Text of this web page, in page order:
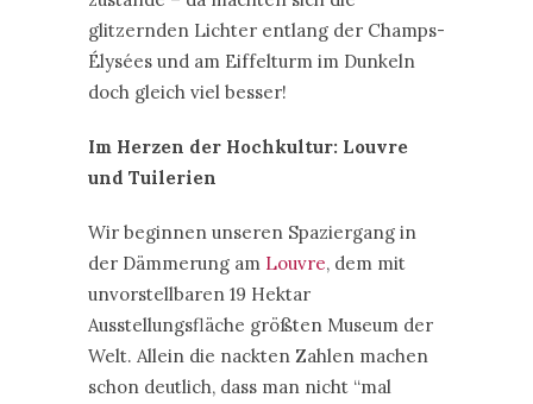
glitzernden Lichter entlang der Champs-
Élysées und am Eiffelturm im Dunkeln
doch gleich viel besser!
Im Herzen der Hochkultur: Louvre
und Tuilerien
Wir beginnen unseren Spaziergang in
der Dämmerung am Louvre, dem mit
unvorstellbaren 19 Hektar
Ausstellungsfläche größten Museum der
Welt. Allein die nackten Zahlen machen
schon deutlich, dass man nicht “mal